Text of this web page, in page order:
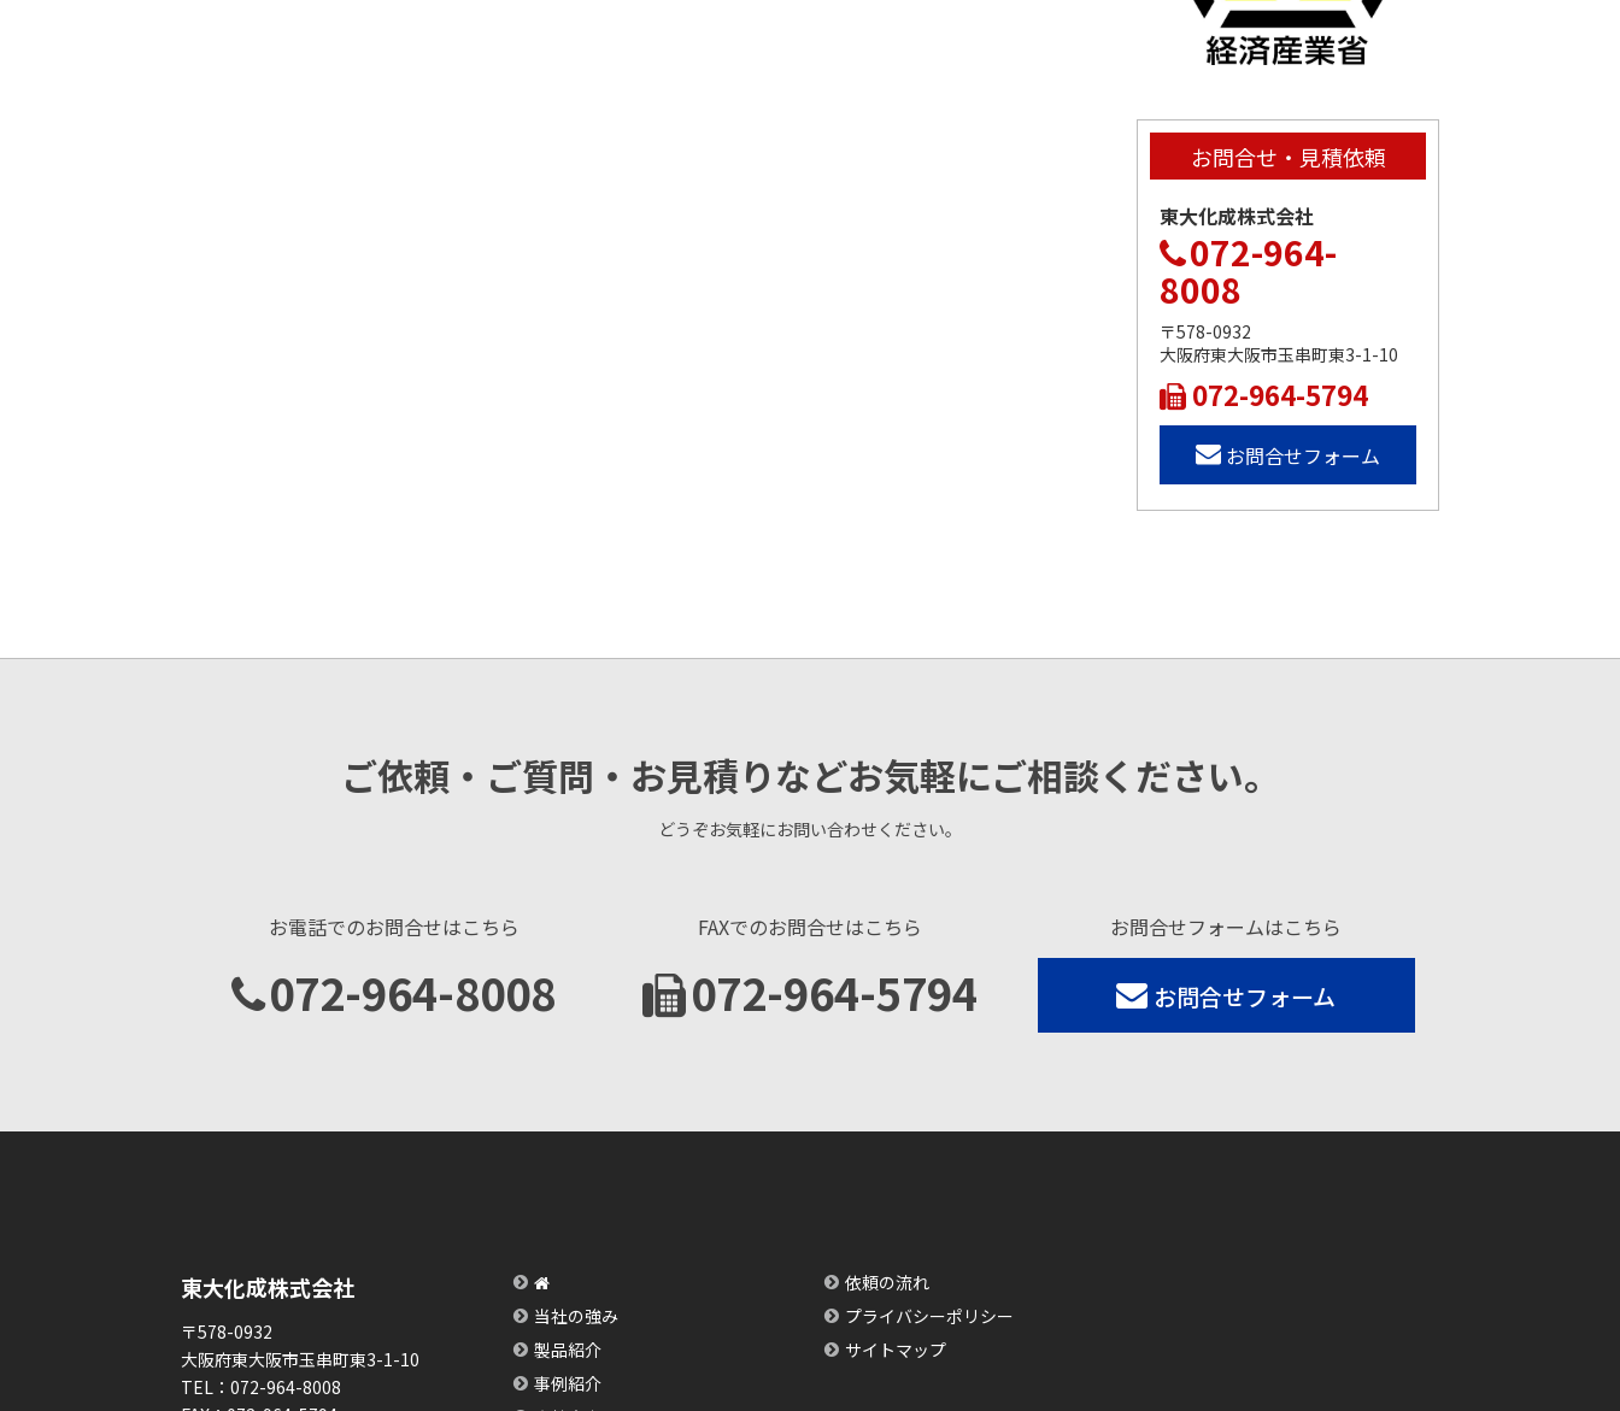
お問合せ・見積依頼
東大化成株式会社
072-964-
8008
〒578-0932
大阪府東大阪市玉串町東3-1-10
072-964-5794
お問合せフォーム
ご依頼・ご質問・お見積りなどお気軽にご相談ください。
どうぞお気軽にお問い合わせください。
お電話でのお問合せはこちら
072-964-8008
FAXでのお問合せはこちら
072-964-5794
お問合せフォームはこちら
お問合せフォーム
東大化成株式会社
〒578-0932
大阪府東大阪市玉串町東3-1-10
TEL： 072-964-8008
当社の強み
製品紹介
事例紹介
依頼の流れ
プライバシーポリシー
サイトマップ